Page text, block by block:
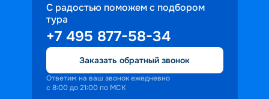
С радостью поможем с подбором
тура
+7 495 877-58-34
Заказать обратный звонок
Ответим на ваш звонок ежедневно
с 8:00 до 21:00 по МСК